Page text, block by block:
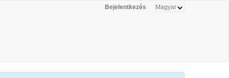
Bejelentkezés